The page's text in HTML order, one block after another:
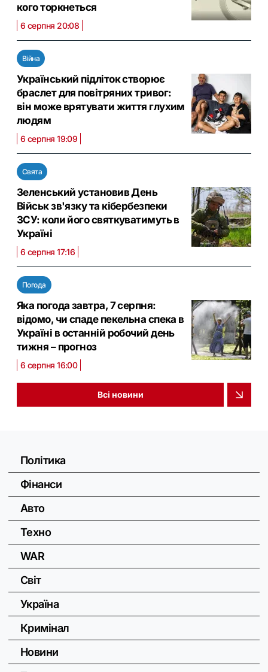
кого торкнеться
6 серпня 20:08
Війна
Український підліток створює
браслет для повітряних тривог:
він може врятувати життя глухим
людям
6 серпня 19:09
Свята
Зеленський установив День
Військ зв'язку та кібербезпеки
ЗСУ: коли його святкуватимуть в
Україні
6 серпня 17:16
Погода
Яка погода завтра, 7 серпня:
відомо, чи спаде пекельна спека в
Україні в останній робочий день
тижня – прогноз
6 серпня 16:00
Всі новини
Політика
Фінанси
Авто
Техно
WAR
Світ
Україна
Кримінал
Новини